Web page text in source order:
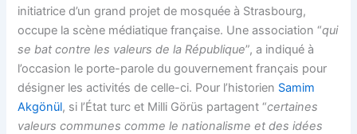
initiatrice d’un grand projet de mosquée à Strasbourg,
occupe la scène médiatique française. Une association “qui
se bat contre les valeurs de la République”, a indiqué à
l’occasion le porte-parole du gouvernement français pour
désigner les activités de celle-ci. Pour l’historien Samim
Akgönül, si l’État turc et Milli Görüs partagent “certaines
valeurs communes comme le nationalisme et des idées